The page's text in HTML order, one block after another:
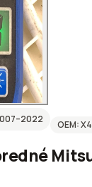
–2022 OEM: